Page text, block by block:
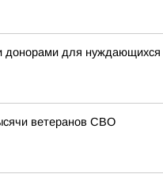
донорами для нуждающихся
ветеранов СВО